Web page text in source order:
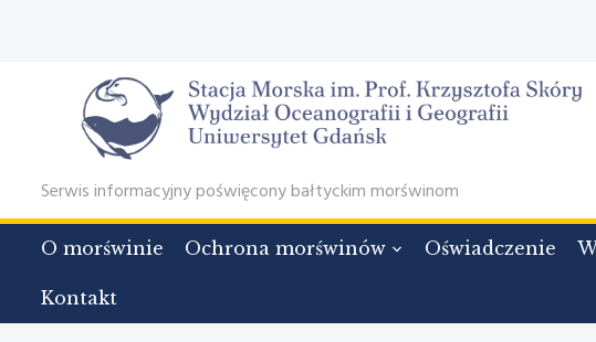
Serwis informacyjny poświęcony bałtyckim morświnom
O morświnie Ochrona morświnów Oświadczenie
Kontakt